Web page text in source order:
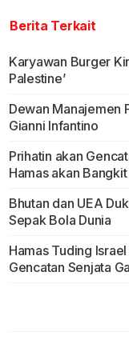
Berita Terkait
Karyawan Burger
Palestine’
Dewan Manajemen
Gianni Infantino
Prihatin akan
Hamas akan
Bhutan dan UEA
Sepak Bola Dunia
Hamas Tuding
Gencatan Senjata